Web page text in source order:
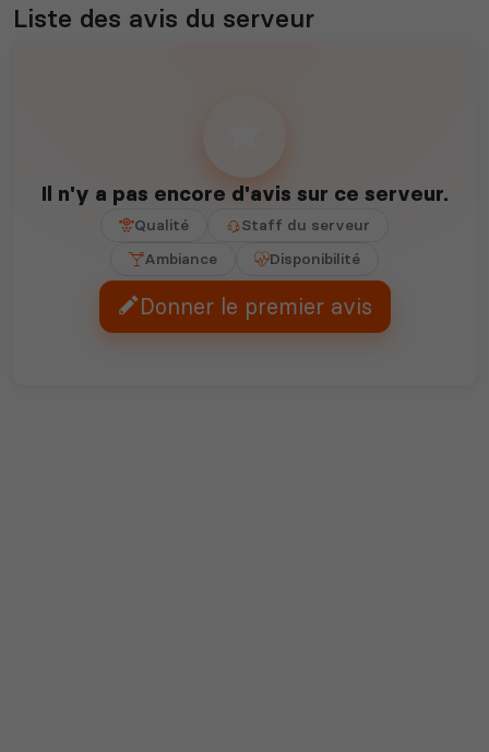
Liste des avis du serveur
Il n'y a pas encore d'avis sur ce serveur.
Qualité
Staff du serveur
Ambiance
Disponibilité
Donner le premier avis